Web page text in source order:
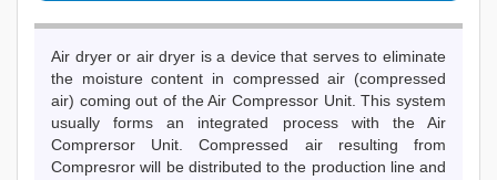
Air dryer or air dryer is a device that serves to eliminate
the moisture content in compressed air (compressed
air) coming out of the Air Compressor Unit. This system
usually forms an integrated process with the Air
Comprersor Unit. Compressed air resulting from
Compresror will be distributed to the production line and